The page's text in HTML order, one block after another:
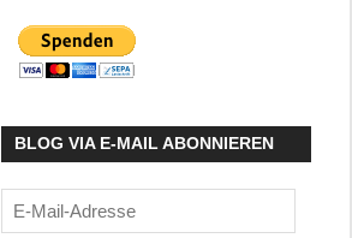
BLOG VIA E-MAIL ABONNIEREN
E-